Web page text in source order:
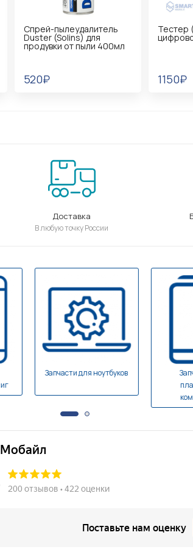
для
пыли 400мл
Тестер (Мультиметр)
цифровой DT-02
Доставка
В любую точку России
Запчасти для ноутбуков